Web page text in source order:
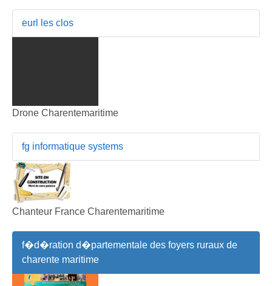
eurl les clos
Drone Charentemaritime
fg informatique systems
Chanteur France Charentemaritime
f�d�ration d�partementale des foyers ruraux de
charente maritime